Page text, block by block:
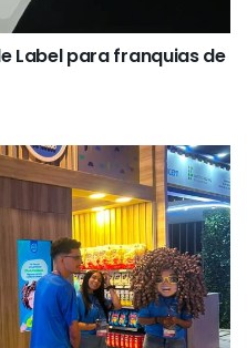
Label para franquias de